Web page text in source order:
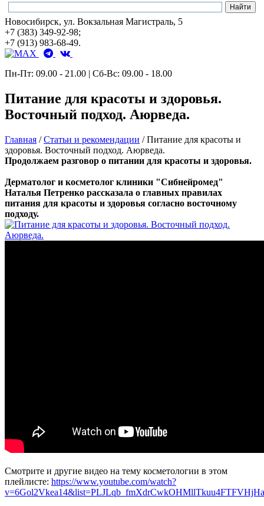
Новосибирск, ул. Вокзальная Магистраль, 5
+7 (383) 349-92-98;
+7 (913) 983-68-49.
Пн-Пт: 09.00 - 21.00 | Сб-Вс: 09.00 - 18.00
Питание для красоты и здоровья.
Восточный подход. Аюрведа.
Главная /Статьи и рекомендации /Питание для красоты и
здоровья. Восточный подход. Аюрведа.
Продолжаем разговор о питании для красоты и здоровья.
Дерматолог и косметолог клиники "Сибнейромед"
Наталья Петренко рассказала о главных правилах
питания для красоты и здоровья согласно восточному
подходу.
Смотрите и другие видео на тему косметологии в этом
плейлисте: https://www.youtube.com/watch?